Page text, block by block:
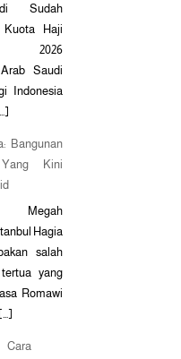
Sudah
Kuota Haji
2026
Saudi
Indonesia
Bangunan
Yang Kini
Megah
Hagia
salah
yang
Romawi
Cara